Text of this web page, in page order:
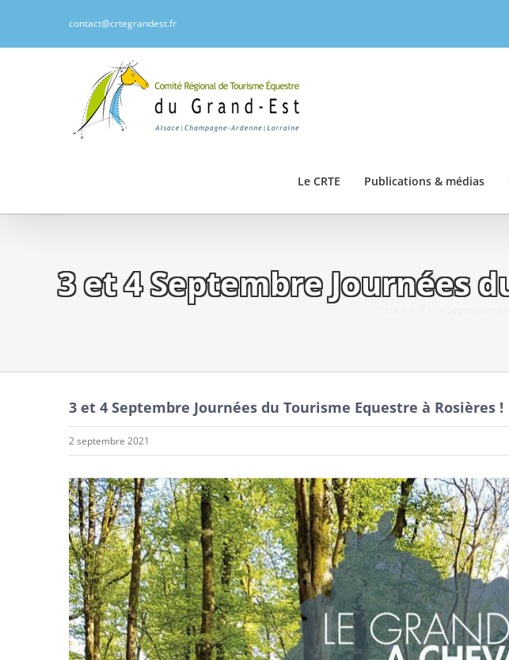
contact@crtegrandest.fr
Le CRTE Publications & médias
3 et 4 Septembre Journées
3 et 4 Septembre Journées du Tourisme Equestre à Rosières !
2 septembre 2021
Voir
l'image
agrandie